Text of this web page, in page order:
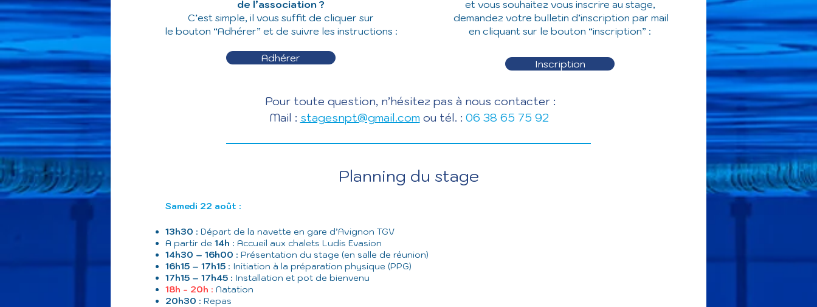
de l’association ?
C’est simple, il vous suffit de cliquer sur
le bouton “Adhérer” et de suivre les instructions :
Adhérer
et vous souhaitez vous inscrire au stage,
demandez votre bulletin d’inscription par mail
en cliquant sur le bouton “inscription” :
Inscription
Pour toute question, n’hésitez pas à nous contacter :
Mail : stagesnpt@gmail.com ou tél. : 06 38 65 75 92
Planning du stage
Samedi 22 août :
13h30 : Départ de la navette en gare d’Avignon TGV
A partir de 14h : Accueil aux chalets Ludis Evasion
14h30 – 16h00 : Présentation du stage (en salle de réunion)
16h15 – 17h15 : Initiation à la préparation physique (PPG)
17h15 – 17h45 : Installation et pot de bienvenu
18h - 20h : Natation
20h30 : Repas